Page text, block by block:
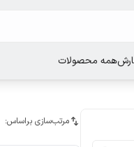
همه محصولات
مرتب‌سازی براساس: